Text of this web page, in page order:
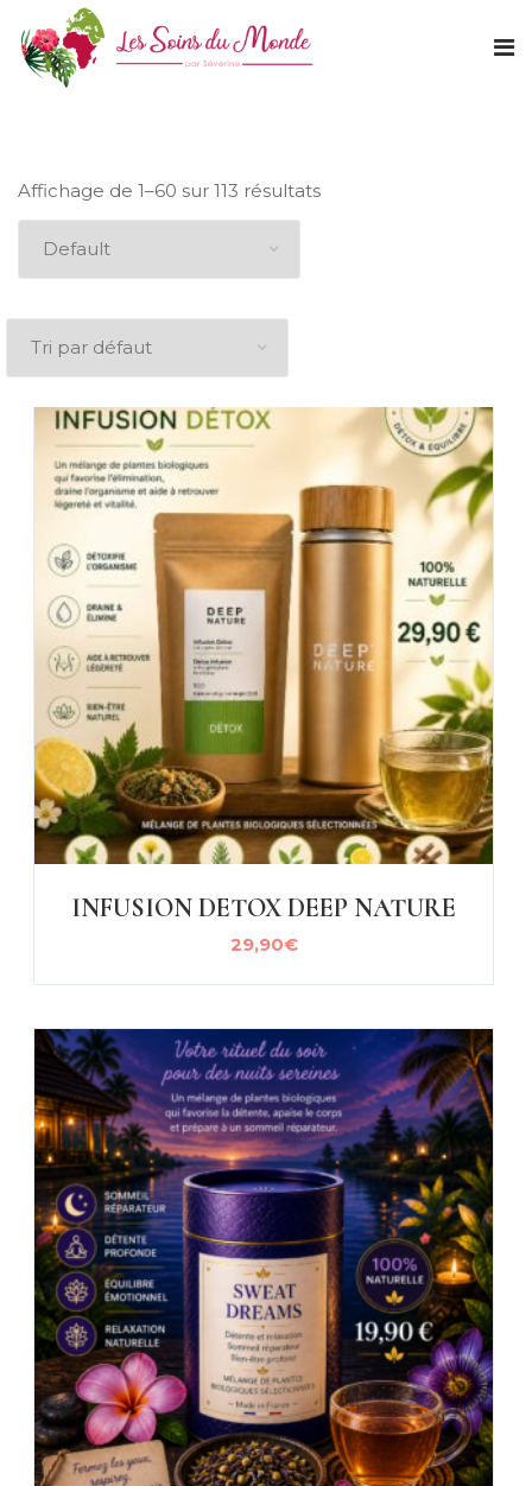
Affichage de 1–60 sur 113 résultats
INFUSION DETOX DEEP NATURE
29,90€